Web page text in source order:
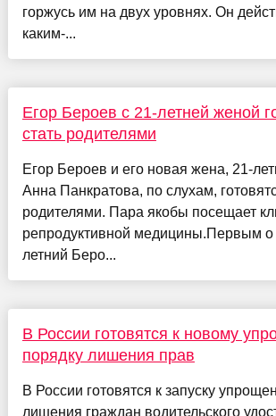
горжусь им на двух уровнях. Он
каким-...
Егор Бероев с 21-летней женой
стать родителями
Егор Бероев и его новая жена, 21-
Анна Панкратова, по слухам,
родителями. Пара якобы посещает
репродуктивной медицины.Первым о
летний Беро...
В России готовятся к новому
порядку лишения прав
В России готовятся к запуску
лишения граждан водительского